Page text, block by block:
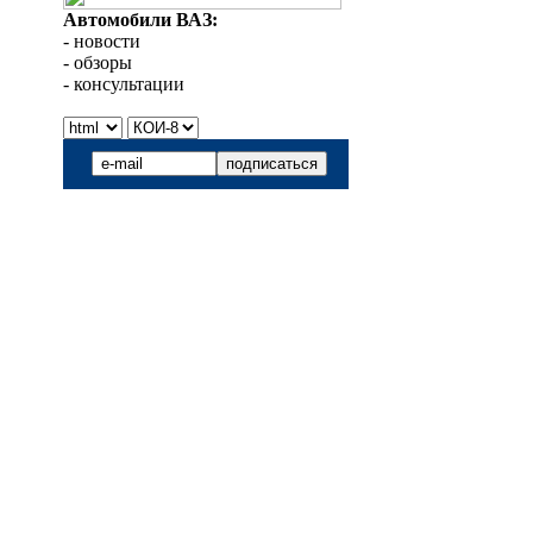
Автомобили ВАЗ:
- новости
- обзоры
- консультации